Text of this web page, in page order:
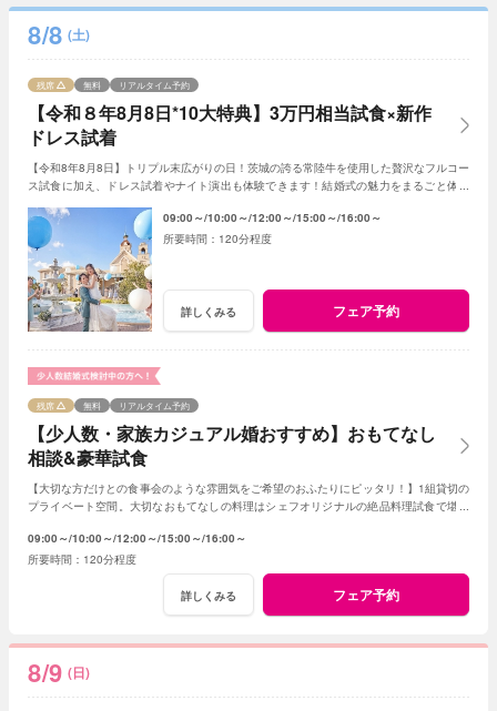
8/8 (土)
【令和８年8月8日*10大特典】3万円相当試食×新作
ドレス試着
残席 無料 リアルタイム予約
【令和8年8月8日】トリプル末広がりの日！茨城の誇る常陸牛を使用した贅沢なフルコー
ス試食に加え、ドレス試着やナイト演出も体験できます！結婚式の魅力をまるごと体験
09:00～ 10:00～ 12:00～ 15:00～ 16:00～
120分程度
詳しくみる フェア予約
【少人数・家族カジュアル婚おすすめ】おもてなし
相談&豪華試食
残席 無料 リアルタイム予約
【大切な方だけとの食事会のような雰囲気をご希望のおふたりにピッタリ！】1組貸切の
プライベート空間。大切なおもてなしの料理はシェフオリジナルの絶品料理試食で堪能
09:00～ 10:00～ 12:00～ 15:00～ 16:00～
120分程度
詳しくみる フェア予約
8/9 (日)